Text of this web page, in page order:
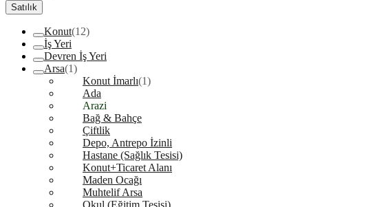
Satılık
Konut(12)
İş Yeri
Devren İş Yeri
Arsa(1)
Konut İmarlı(1)
Ada
Arazi
Bağ & Bahçe
Çiftlik
Depo, Antrepo İzinli
Hastane (Sağlık Tesisi)
Konut+Ticaret Alanı
Maden Ocağı
Muhtelif Arsa
Okul (Eğitim Tesisi)